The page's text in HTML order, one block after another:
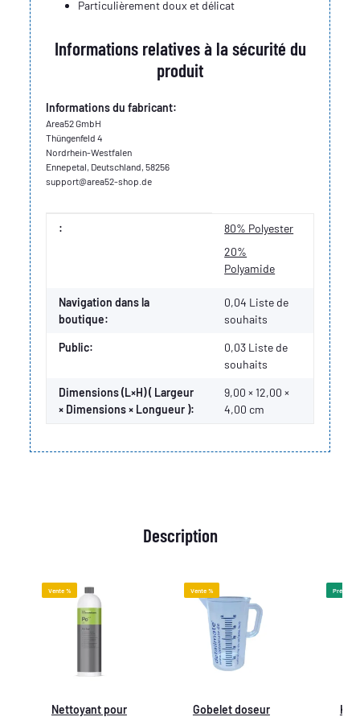
Particulièrement doux et délicat
Informations relatives à la sécurité du
produit
Informations du fabricant:
Area52 GmbH
Thüngenfeld 4
Nordrhein-Westfalen
Ennepetal, Deutschland, 58256
support@area52-shop.de
Valeur
Fabricant
:
80% Polyester
20%
Polyamide
Navigation dans la
boutique:
0,04 Liste de
souhaits
Public: 0,03 Liste de
souhaits
Dimensions (L×H) ( Largeur
× Dimensions × Longueur ):
9,00 × 12,00 ×
4,00 cm
Description
Vente %
Nettoyant pour
Vente %
Gobelet doseur